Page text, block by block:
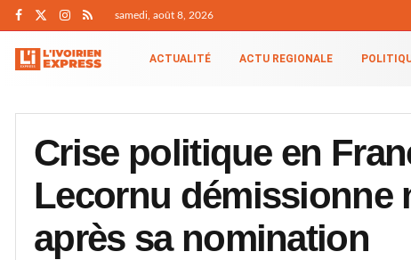
samedi, août 8, 2026
ACTUALITÉ ACTU REGIONALE
Crise politique en
Lecornu démissionne
après sa nomination